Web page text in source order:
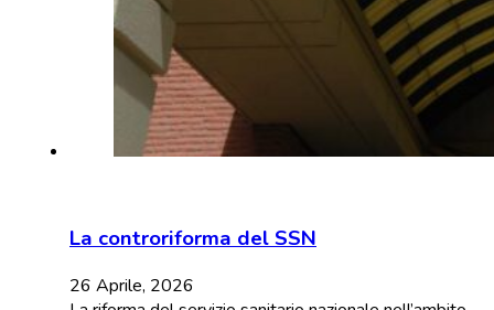
La controriforma del SSN
26 Aprile, 2026